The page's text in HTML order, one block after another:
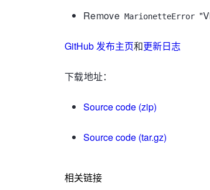
Remove MarionetteError
GitHub 发布主页和更新日志
下载地址：
Source code (zip)
Source code (tar.gz)
相关链接